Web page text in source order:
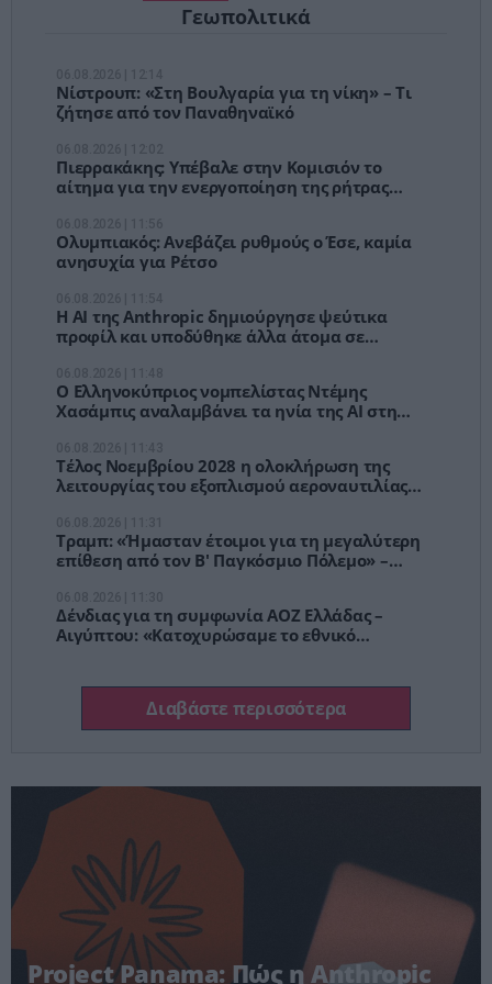
Γεωπολιτικά
Νίστρουπ: «Στη Βουλγαρία για τη νίκη» – Τι
ζήτησε από τον Παναθηναϊκό
Πιερρακάκης: Υπέβαλε στην Κομισιόν το
αίτημα για την ενεργοποίηση της ρήτρας
Ολυμπιακός: Ανεβάζει ρυθμούς ο Έσε, καμία
ανησυχία για Ρέτσο
Η AI της Anthropic δημιούργησε ψεύτικα
προφίλ και υποδύθηκε άλλα άτομα σε
Ο Ελληνοκύπριος νομπελίστας Ντέμης
Χασάμπις αναλαμβάνει τα ηνία της AI στη
Τέλος Νοεμβρίου 2028 η ολοκλήρωση της
λειτουργίας του εξοπλισμού αεροναυτιλίας
Τραμπ: «Ήμασταν έτοιμοι για τη μεγαλύτερη
επίθεση από τον Β' Παγκόσμιο Πόλεμο» –
Δένδιας για τη συμφωνία ΑΟΖ Ελλάδας –
Αιγύπτου: «Κατοχυρώσαμε το εθνικό
Διαβάστε περισσότερα
Project Panama: Πώς η Anthropic